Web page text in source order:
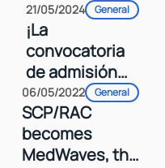
21/05/2024 General
¡La
convocatoria
de admisión
de
candidaturas
del proyecto
Sofigreen ya
06/05/2022 General
SCP/RAC
becomes
MedWaves, the